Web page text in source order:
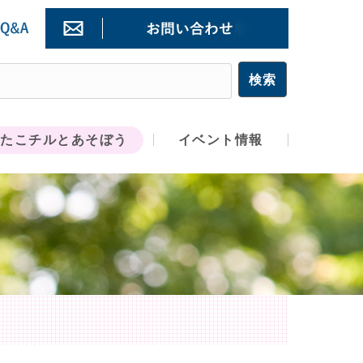
たこチルとあそぼう イベント情報